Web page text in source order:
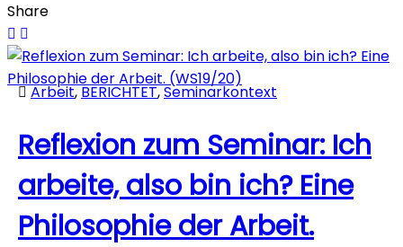
Share
Arbeit,BERICHTET,Seminarkontext
Reflexion zum Seminar: Ich
arbeite, also bin ich? Eine
Philosophie der Arbeit.